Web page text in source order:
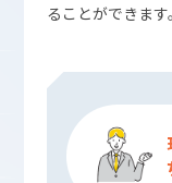
ることができます。